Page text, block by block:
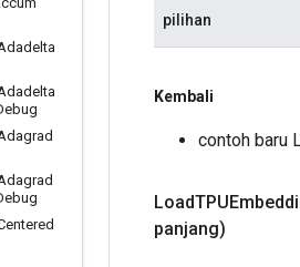
pilihan
Kembali
contoh baru
Load
panjang)